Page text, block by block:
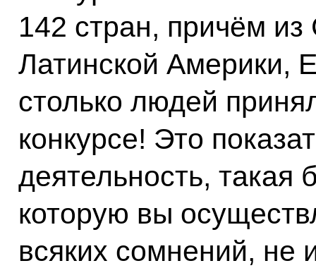
142 стран, причём
Латинской Америки,
столько людей
конкурсе! Это
деятельность, такая
которую вы
всяких сомнений, не